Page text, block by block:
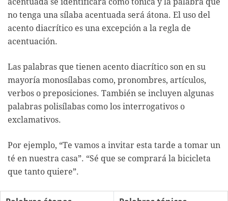
no tenga una sílaba acentuada será átona. El uso del
acento diacrítico es una excepción a la regla de
acentuación.
Las palabras que tienen acento diacrítico son en su
mayoría monosílabas como, pronombres, artículos,
verbos o preposiciones. También se incluyen algunas
palabras polisílabas como los interrogativos o
exclamativos.
Por ejemplo, “Te vamos a invitar esta tarde a tomar un
té en nuestra casa”. “Sé que se comprará la bicicleta
que tanto quiere”.